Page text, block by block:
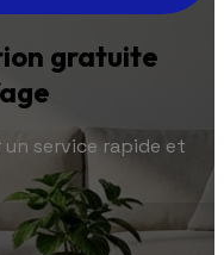
gratuite
service rapide et